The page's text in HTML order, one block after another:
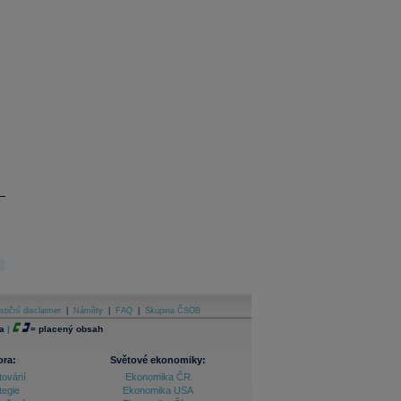
disclaimer Náměty FAQ Skupina ČSOB
| = placený obsah
Světové ekonomiky:
Ekonomika ČR
Ekonomika USA